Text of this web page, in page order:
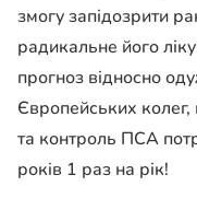
змогу запідозрити
радикальне його
прогноз відносно
Європейських
та контроль ПСА
років 1 раз на рік!